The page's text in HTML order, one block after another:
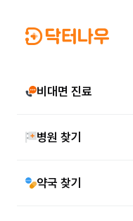
비대면 진료
병원 찾기
약국 찾기